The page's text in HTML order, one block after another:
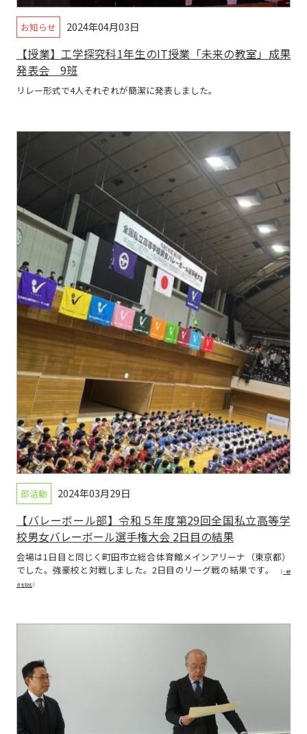
お知らせ 2024年04月03日
【授業】工学探究科1年生のIT授業「未来の教室」成果
発表会 9班
リレー形式で4人それぞれが簡潔に発表しました。
部活動 2024年03月29日
【バレーボール部】令和５年度第29回全国私立高等学
校男女バレーボール選手権大会 2日目の結果
会場は1日目と同じく町田市立総合体育館メインアリーナ（東京都）
でした。強豪校と対戦しました。2日目のリーグ戦の結果です。
[…続
きを読む]